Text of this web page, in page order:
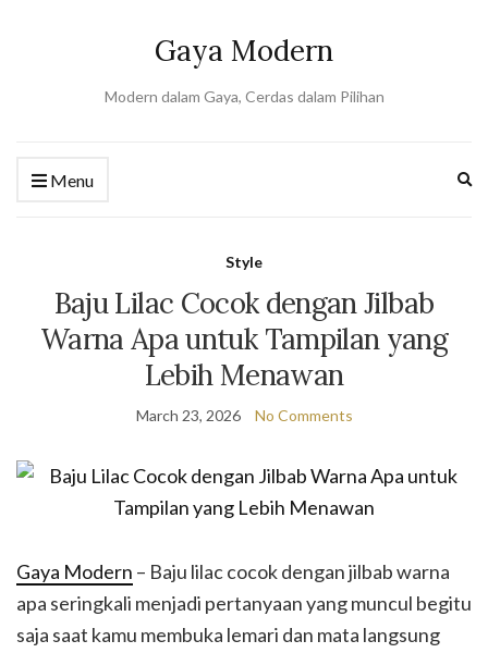
Gaya Modern
Modern dalam Gaya, Cerdas dalam Pilihan
Menu
Style
Baju Lilac Cocok dengan Jilbab
Warna Apa untuk Tampilan yang
Lebih Menawan
March 23, 2026 No Comments
Gaya Modern – Baju lilac cocok dengan jilbab warna
apa seringkali menjadi pertanyaan yang muncul begitu
saja saat kamu membuka lemari dan mata langsung